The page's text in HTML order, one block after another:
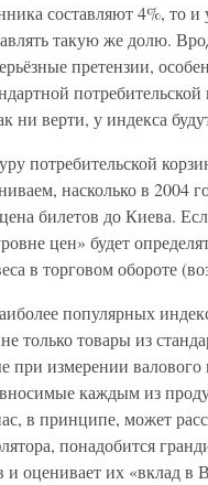
составляют 4%, то
такую же долю.
претензии,
ни верти, у индекса
потребительской
насколько в 2004
билетов до Киева.
цен» будет
в торговом обороте
популярных
только товары из
при измерении валового
каждым из
в принципе, может
понадобится
и оценивает их «вклад